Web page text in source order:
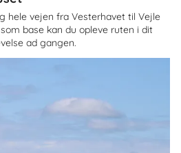
hele vejen fra Vesterhavet til Vejle
base kan du opleve ruten i dit
ad gangen.